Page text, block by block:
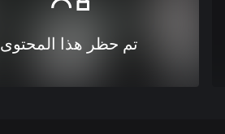
تم حظر هذا المحتوى